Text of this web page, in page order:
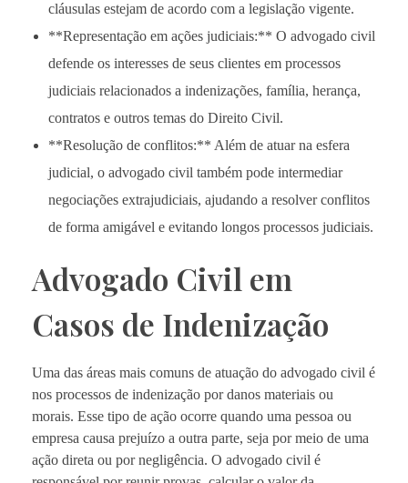
cláusulas estejam de acordo com a legislação vigente.
**Representação em ações judiciais:** O advogado civil
defende os interesses de seus clientes em processos
judiciais relacionados a indenizações, família, herança,
contratos e outros temas do Direito Civil.
**Resolução de conflitos:** Além de atuar na esfera
judicial, o advogado civil também pode intermediar
negociações extrajudiciais, ajudando a resolver conflitos
de forma amigável e evitando longos processos judiciais.
Advogado Civil em
Casos de Indenização
Uma das áreas mais comuns de atuação do advogado civil é
nos processos de indenização por danos materiais ou
morais. Esse tipo de ação ocorre quando uma pessoa ou
empresa causa prejuízo a outra parte, seja por meio de uma
ação direta ou por negligência. O advogado civil é